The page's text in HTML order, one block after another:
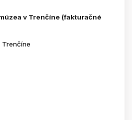
v Trenčíne (fakturačné
Trenčíne